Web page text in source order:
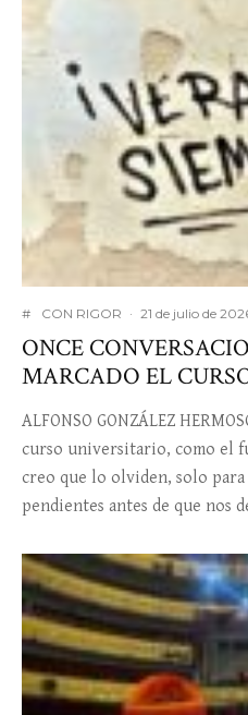
# CON RIGOR · 21 de julio de
ONCE
MARCADO EL
ALFONSO GONZÁLEZ
curso universitario, como el
creo que lo olviden, solo
pendientes antes de que nos